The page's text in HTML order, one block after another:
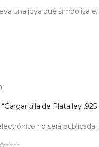
una joya que simboliza
de Plata ley
no será publicada.